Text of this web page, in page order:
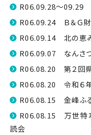
R06.09.28～09.29
R06.09.24 Ｂ＆Ｇ
R06.09.14 北の恵
R06.09.07 なんさ
R06.08.20 第２回
R06.08.20 令和６
R06.08.15 金峰ふ
R06.08.15 万世特
読会